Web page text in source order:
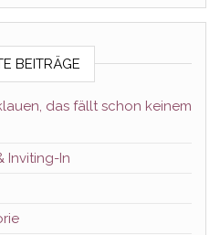
BEITRÄGE
das fällt schon keinem
Inviting-In